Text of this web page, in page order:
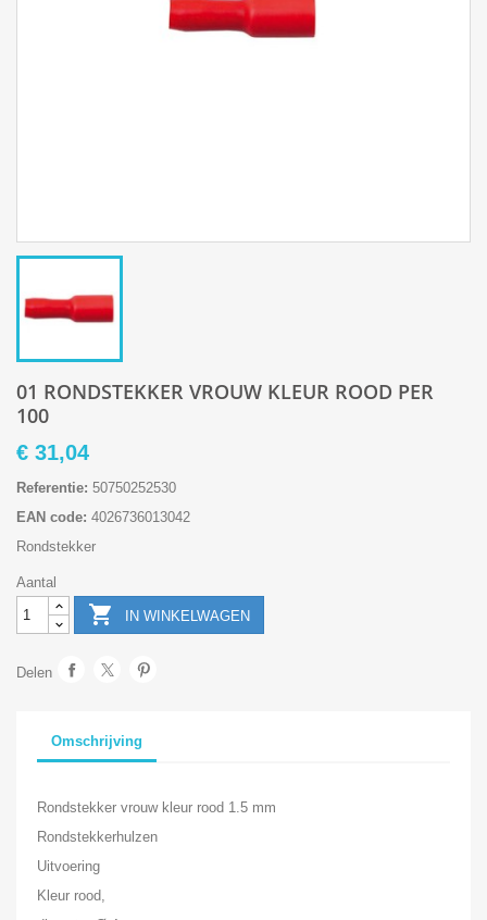
01 RONDSTEKKER VROUW KLEUR ROOD PER
100
€ 31,04
Referentie: 50750252530
EAN code: 4026736013042
Rondstekker
Aantal
 IN WINKELWAGEN
Delen
Omschrijving
Rondstekker vrouw kleur rood 1.5 mm
Rondstekkerhulzen
Uitvoering
Kleur rood,